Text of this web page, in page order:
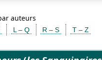
auteurs
L – Q R – S T – Z